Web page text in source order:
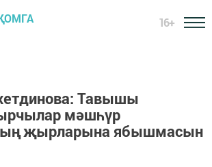
16+
Тавышы
мәшһүр
җырларына ябышмасын